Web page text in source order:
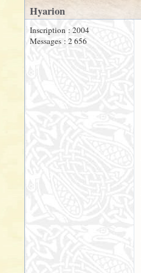
Hyarion
Inscription : 2004
Messages : 2 656